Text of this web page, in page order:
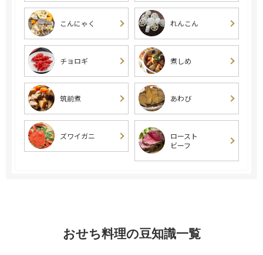
こんにゃく れんこん
チョロギ 煮しめ
筑前煮 あわび
ズワイガニ
ロースト
ビーフ
おせち料理の豆知識一覧